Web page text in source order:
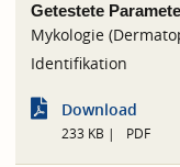
Getestete
Mykologie
Identifikation
Download
233 KB PDF